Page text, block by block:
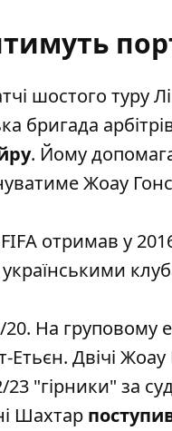
шостого туру
бригада
. Йому
Жоау
отримав у
20. На груповому
Етьєн. Двічі
"гірники" за
Шахтар